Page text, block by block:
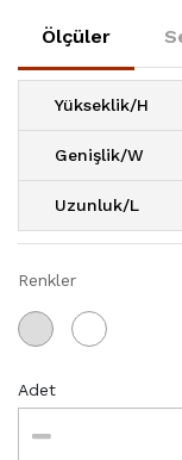
Ölçüler
Yükseklik/H
Genişlik/W
Uzunluk/L
Renkler
Adet